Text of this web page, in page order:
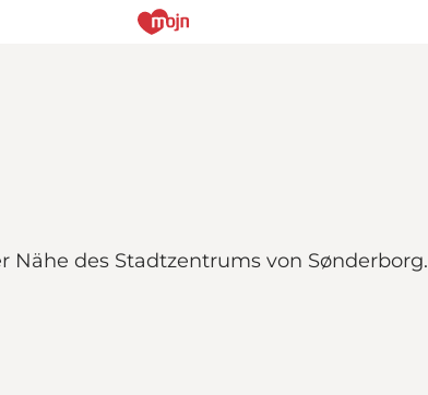
Nähe des Stadtzentrums von Sønderborg.